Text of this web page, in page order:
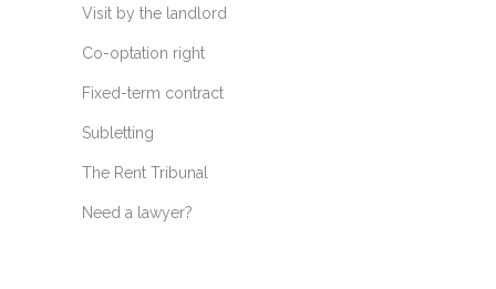
Visit by the landlord
Co-optation right
Fixed-term contract
Subletting
The Rent Tribunal
Need a lawyer?